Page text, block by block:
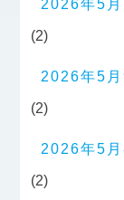
2026年5月
(2)
2026年5月
(2)
2026年5月
(2)